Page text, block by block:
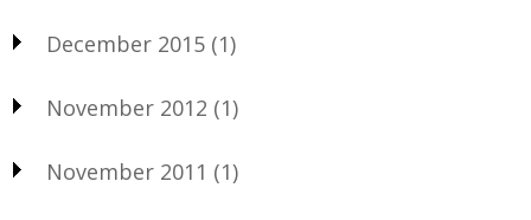
December 2015 (1)
November 2012 (1)
November 2011 (1)